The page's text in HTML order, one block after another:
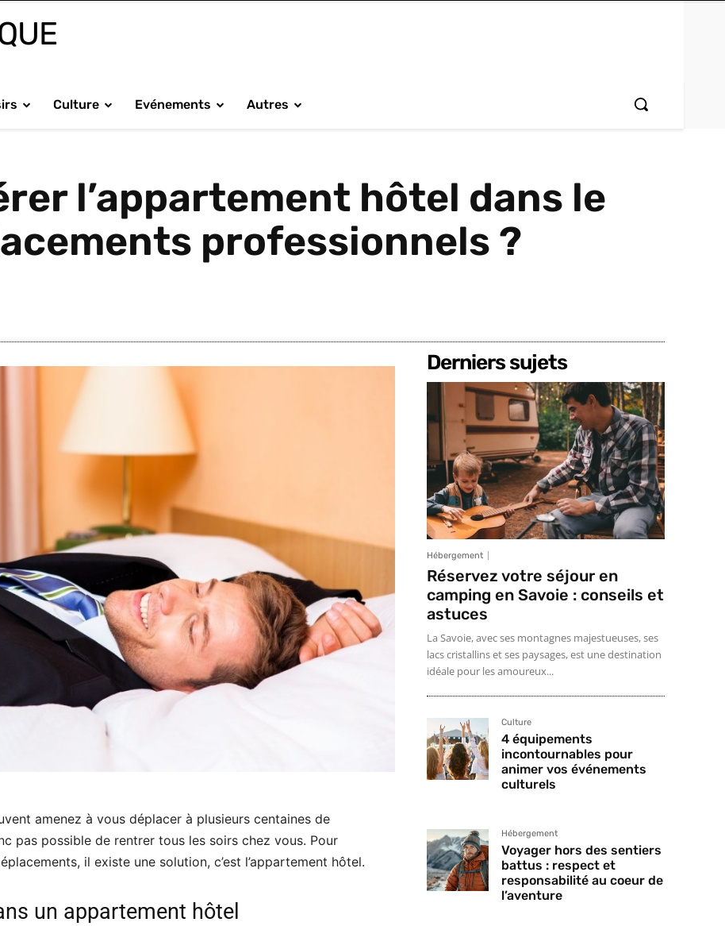
Culture Evénements Autres
l’appartement hôtel dans le
professionnels ?
amenez à vous déplacer à plusieurs centaines de
pas possible de rentrer tous les soirs chez vous. Pour
il existe une solution, c’est l’appartement hôtel.
un appartement hôtel
Derniers sujets
Hébergement
Réservez votre séjour en
camping en Savoie : conseils et
astuces
La Savoie, avec ses montagnes majestueuses, ses
lacs cristallins et ses paysages, est une destination
idéale pour les amoureux...
Culture
4 équipements
incontournables pour
animer vos événements
culturels
Hébergement
Voyager hors des sentiers
battus : respect et
responsabilité au coeur de
l’aventure